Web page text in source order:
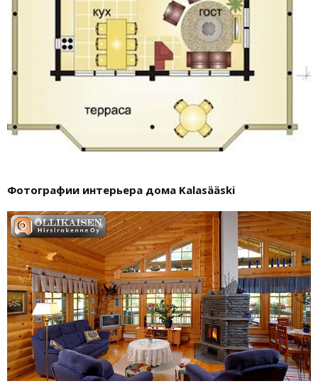
Фотографии интерьера дома Kalasääski